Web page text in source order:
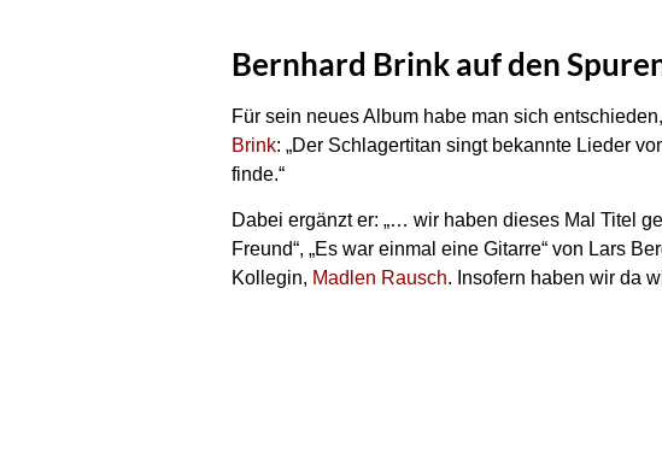
Bernhard Brink auf den
Für sein neues Album habe man sich
Brink: „Der Schlagertitan singt bekannte Lieder
finde.“
Dabei ergänzt er: „… wir haben dieses Mal Titel
Freund“, „Es war einmal eine Gitarre“ von Lars
Kollegin, Madlen Rausch. Insofern haben wir da